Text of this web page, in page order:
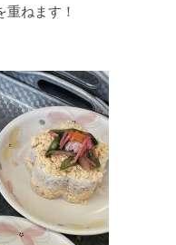
ねます！